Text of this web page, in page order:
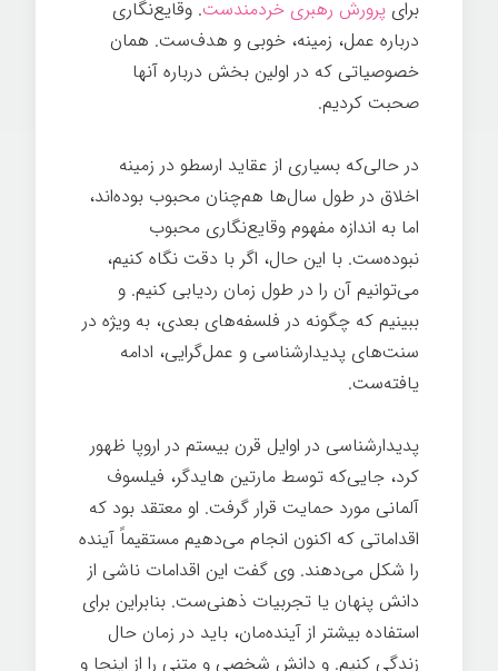
برای پرورش رهبری خردمندست. وقایع‌نگاری
درباره عمل، زمینه، خوبی و هدف‌ست. همان
خصوصیاتی که در اولین بخش درباره آنها
صحبت کردیم.
در حالی‌که بسیاری از عقاید ارسطو در زمینه
اخلاق در طول سال‌ها هم‌چنان محبوب بوده‌اند،
اما به اندازه مفهوم وقایع‌نگاری محبوب
نبوده‌ست. با این حال، اگر با دقت نگاه کنیم،
می‌توانیم آن را در طول زمان ردیابی کنیم. و
ببینیم که چگونه در فلسفه‌های بعدی، به ویژه در
سنت‌های پدیدارشناسی و عمل‌گرایی، ادامه
یافته‌ست.
پدیدارشناسی در اوایل قرن بیستم در اروپا ظهور
کرد، جایی‌که توسط مارتین هایدگر، فیلسوف
آلمانی مورد حمایت قرار گرفت. او معتقد بود که
اقداماتی که اکنون انجام می‌دهیم مستقیماً آینده
را شکل می‌دهند. وی گفت این اقدامات ناشی از
دانش پنهان یا تجربیات ذهنی‌ست. بنابراین برای
استفاده بیشتر از آینده‌مان، باید در زمان حال
زندگی کنیم. و دانش شخصی و متنی را از اینجا و